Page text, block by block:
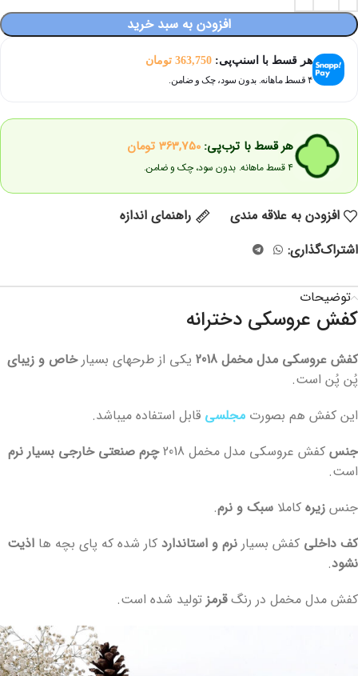
افزودن به سبد خرید
هر قسط با اسنپ‌پی: 363,750 تومان
۴ قسط ماهانه. بدون سود، چک و ضامن.
هر قسط با ترب‌پی:363,750 تومان
۴ قسط ماهانه. بدون سود، چک و ضامن.
افزودن به علاقه مندی
راهنمای اندازه
اشتراک‌گذاری:
توضیحات
کفش عروسکی دخترانه
کفش عروسکی مدل مخمل 2018 یکی از طرحهای بسیارخاص و زیبای
پُن پُن است.
این کفش هم بصورت مجلسی قابل استفاده میباشد.
جنس کفش عروسکی مدل مخمل 2018
چرم صنعتی خارجی بسیار نرم
است.
جنس زیره کاملا سبک و نرم.
کف داخلی کفش بسیار نرم و استاندارد کار شده که پای بچه ها اذیت
نشود.
کفش مدل مخمل در رنگقرمز تولید شده است.